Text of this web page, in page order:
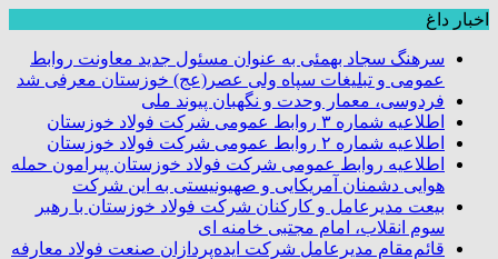
اخبار داغ
سرهنگ سجاد بهمئی به عنوان مسئول جدید معاونت روابط
عمومی و تبلیغات سپاه ولی عصر(عج) خوزستان معرفی شد
فردوسی، معمار وحدت و نگهبان پیوند ملی
اطلاعیه شماره ۳ روابط عمومی شرکت فولاد خوزستان
اطلاعیه شماره ۲ روابط عمومی شرکت فولاد خوزستان
اطلاعیه روابط عمومی شرکت فولاد خوزستان پیرامون حمله
هوایی دشمنان آمریکایی و صهیونیستی به این شرکت
بیعت مدیرعامل و کارکنان شرکت فولاد خوزستان با رهبر
سوم انقلاب، امام مجتبی خامنه ای
قائم‌مقام مدیرعامل شرکت ایده‌پردازان صنعت فولاد معارفه